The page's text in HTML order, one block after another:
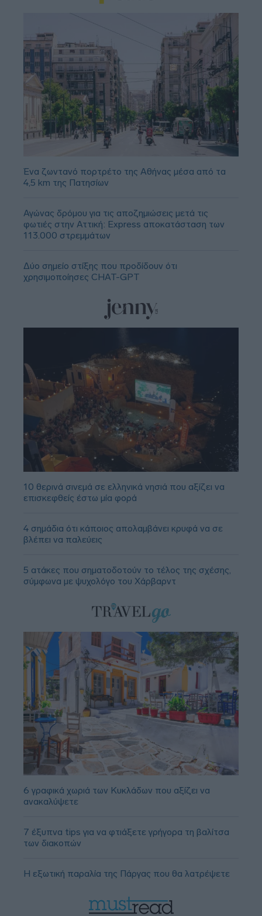
Ένα ζωντανό πορτρέτο της Αθήνας μέσα από τα
4,5 km της Πατησίων
Αγώνας δρόμου για τις αποζημιώσεις μετά τις
φωτιές στην Αττική: Express αποκατάσταση των
113.000 στρεμμάτων
Δύο σημείο στίξης που προδίδουν ότι
χρησιμοποίησες CHAT-GPT
10 θερινά σινεμά σε ελληνικά νησιά που αξίζει να
επισκεφθείς έστω μία φορά
4 σημάδια ότι κάποιος απολαμβάνει κρυφά να σε
βλέπει να παλεύεις
5 ατάκες που σηματοδοτούν το τέλος της σχέσης,
σύμφωνα με ψυχολόγο του Χάρβαρντ
6 γραφικά χωριά των Κυκλάδων που αξίζει να
ανακαλύψετε
7 έξυπνα tips για να φτιάξετε γρήγορα τη βαλίτσα
των διακοπών
Η εξωτική παραλία της Πάργας που θα λατρέψετε